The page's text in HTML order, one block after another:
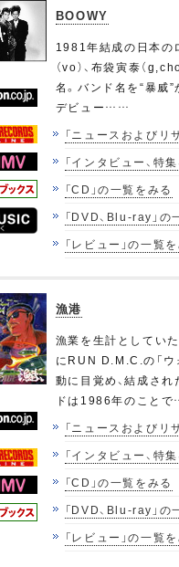
BOOWY
1981年結成の日本の
（vo）、布袋寅泰（
名。バンド名を“暴威
デビュー……
「ニュースおよびリ
「インタビュー、特
「CD」の一覧をみる
「DVD、Blu-ray」の
「レビュー」の一覧
漁港
漁業を生計としてい
にRUN D.M.C.の「ウ
動に目覚め、結成さ
ドは1986年のこと
「ニュースおよびリ
「インタビュー、特
「CD」の一覧をみる
「DVD、Blu-ray」の
「レビュー」の一覧